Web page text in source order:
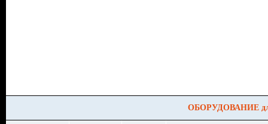
ОБОРУДОВАНИЕ для всех уровней